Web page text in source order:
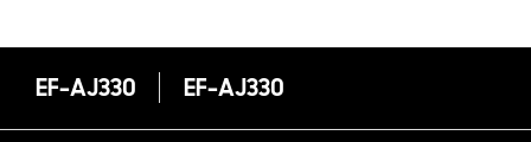
EF-AJ330 EF-AJ330